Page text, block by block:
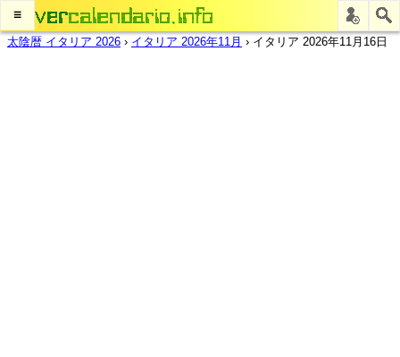
≡
太陰暦 イタリア 2026 › イタリア 2026年11月 › イタリア 2026年11月16日